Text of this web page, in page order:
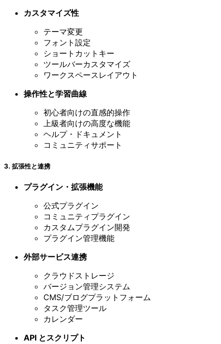
カスタマイズ性
テーマ変更
フォント設定
ショートカットキー
ツールバーカスタマイズ
ワークスペースレイアウト
操作性と学習曲線
初心者向けの直感的操作
上級者向けの高度な機能
ヘルプ・ドキュメント
コミュニティサポート
3. 拡張性と連携
プラグイン・拡張機能
公式プラグイン
コミュニティプラグイン
カスタムプラグイン開発
プラグイン管理機能
外部サービス連携
クラウドストレージ
バージョン管理システム
CMS/ブログプラットフォーム
タスク管理ツール
カレンダー
API とスクリプト